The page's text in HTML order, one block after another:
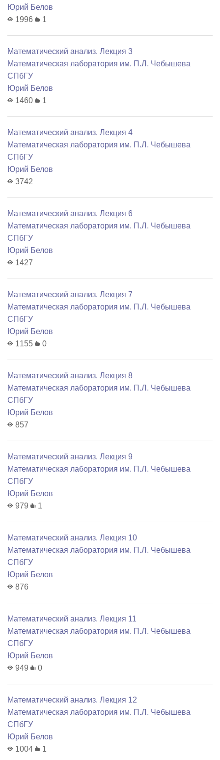
Юрий Белов
1996
1
Математический анализ. Лекция 3
Математичеcкая лаборатория им. П.Л. Чебышева
СПбГУ
Юрий Белов
1460
1
Математический анализ. Лекция 4
Математичеcкая лаборатория им. П.Л. Чебышева
СПбГУ
Юрий Белов
3742
Математический анализ. Лекция 6
Математичеcкая лаборатория им. П.Л. Чебышева
СПбГУ
Юрий Белов
1427
Математический анализ. Лекция 7
Математичеcкая лаборатория им. П.Л. Чебышева
СПбГУ
Юрий Белов
1155
0
Математический анализ. Лекция 8
Математичеcкая лаборатория им. П.Л. Чебышева
СПбГУ
Юрий Белов
857
Математический анализ. Лекция 9
Математичеcкая лаборатория им. П.Л. Чебышева
СПбГУ
Юрий Белов
979
1
Математический анализ. Лекция 10
Математичеcкая лаборатория им. П.Л. Чебышева
СПбГУ
Юрий Белов
876
Математический анализ. Лекция 11
Математичеcкая лаборатория им. П.Л. Чебышева
СПбГУ
Юрий Белов
949
0
Математический анализ. Лекция 12
Математичеcкая лаборатория им. П.Л. Чебышева
СПбГУ
Юрий Белов
1004
1